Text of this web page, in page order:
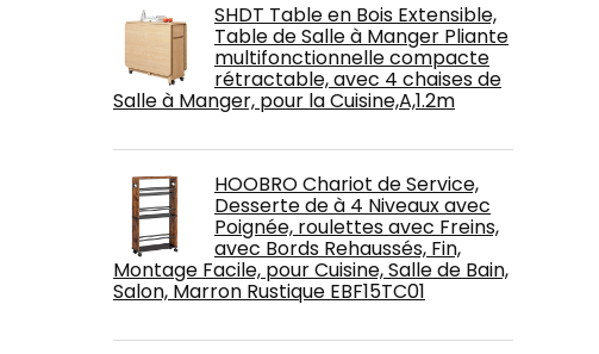
SHDT Table en Bois Extensible,
Table de Salle à Manger Pliante
multifonctionnelle compacte
rétractable, avec 4 chaises de
Salle à Manger, pour la Cuisine,A,1.2m
HOOBRO Chariot de Service,
Desserte de à 4 Niveaux avec
Poignée, roulettes avec Freins,
avec Bords Rehaussés, Fin,
Montage Facile, pour Cuisine, Salle de Bain,
Salon, Marron Rustique EBF15TC01